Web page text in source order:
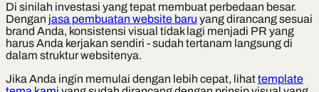
Di sinilah investasi yang tepat membuat perbedaan besar.
Dengan jasa pembuatan website baru yang dirancang sesuai
brand Anda, konsistensi visual tidak lagi menjadi PR yang
harus Anda kerjakan sendiri - sudah tertanam langsung di
dalam struktur websitenya.
Jika Anda ingin memulai dengan lebih cepat, lihattemplate